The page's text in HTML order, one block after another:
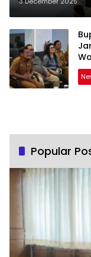
Popular